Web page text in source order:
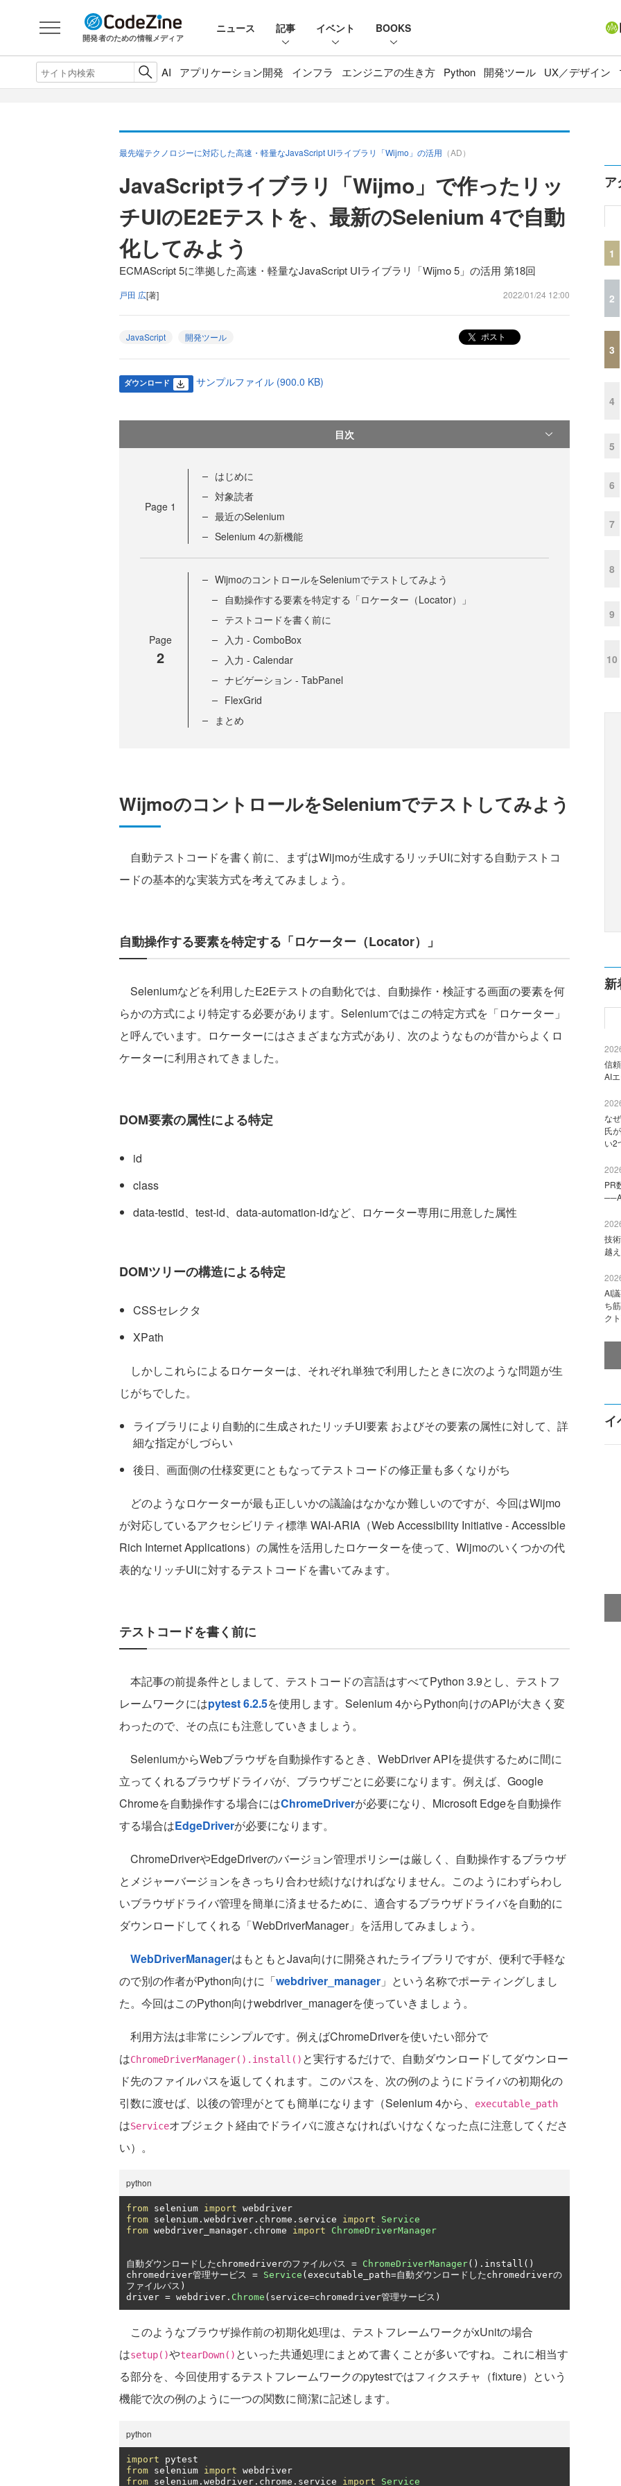
開発者のための情報メディア
ニュース 記事 イベント BOOKS
AI アプリケーション開発 インフラ エンジニアの生き方 Python 開発ツール UX／デザイン
最先端テクノロジーに対応した高速・軽量なJavaScript UIライブラリ「Wijmo」の活用 （AD）
JavaScriptライブラリ「Wijmo」で作ったリッ
チUIのE2Eテストを、最新のSelenium 4で自動
化してみよう
ECMAScript 5に準拠した高速・軽量なJavaScript UIライブラリ「Wijmo 5」の活用 第18回
戸田 広[著] 2022/01/24 12:00
JavaScript 開発ツール ポスト
ダウンロード サンプルファイル (900.0 KB)
目次
Page 1
はじめに
対象読者
最近のSelenium
Selenium 4の新機能
Page
2
WijmoのコントロールをSeleniumでテストしてみよう
自動操作する要素を特定する「ロケーター（Locator）」
テストコードを書く前に
入力 - ComboBox
入力 - Calendar
ナビゲーション - TabPanel
FlexGrid
まとめ
WijmoのコントロールをSeleniumでテストしてみよう
自動テストコードを書く前に、まずはWijmoが生成するリッチUIに対する自動テストコ
ードの基本的な実装方式を考えてみましょう。
自動操作する要素を特定する「ロケーター（Locator）」
Seleniumなどを利用したE2Eテストの自動化では、自動操作・検証する画面の要素を何
らかの方式により特定する必要があります。Seleniumではこの特定方式を「ロケーター」
と呼んでいます。ロケーターにはさまざまな方式があり、次のようなものが昔からよくロ
ケーターに利用されてきました。
DOM要素の属性による特定
id
class
data-testid、test-id、data-automation-idなど、ロケーター専用に用意した属性
DOMツリーの構造による特定
CSSセレクタ
XPath
しかしこれらによるロケーターは、それぞれ単独で利用したときに次のような問題が生
じがちでした。
ライブラリにより自動的に生成されたリッチUI要素 およびその要素の属性に対して、詳
細な指定がしづらい
後日、画面側の仕様変更にともなってテストコードの修正量も多くなりがち
どのようなロケーターが最も正しいかの議論はなかなか難しいのですが、今回はWijmo
が対応しているアクセシビリティ標準 WAI-ARIA（Web Accessibility Initiative - Accessible
Rich Internet Applications）の属性を活用したロケーターを使って、Wijmoのいくつかの代
表的なリッチUIに対するテストコードを書いてみます。
テストコードを書く前に
本記事の前提条件としまして、テストコードの言語はすべてPython 3.9とし、テストフ
レームワークにはpytest 6.2.5を使用します。Selenium 4からPython向けのAPIが大きく変
わったので、その点にも注意していきましょう。
SeleniumからWebブラウザを自動操作するとき、WebDriver APIを提供するために間に
立ってくれるブラウザドライバが、ブラウザごとに必要になります。例えば、Google
Chromeを自動操作する場合にはChromeDriverが必要になり、Microsoft Edgeを自動操作
する場合はEdgeDriverが必要になります。
ChromeDriverやEdgeDriverのバージョン管理ポリシーは厳しく、自動操作するブラウザ
とメジャーバージョンをきっちり合わせ続けなければなりません。このようにわずらわし
いブラウザドライバ管理を簡単に済ませるために、適合するブラウザドライバを自動的に
ダウンロードしてくれる「WebDriverManager」を活用してみましょう。
WebDriverManagerはもともとJava向けに開発されたライブラリですが、便利で手軽な
ので別の作者がPython向けに「webdriver_manager 」という名称でポーティングしまし
た。今回はこのPython向けwebdriver_managerを使っていきましょう。
利用方法は非常にシンプルです。例えばChromeDriverを使いたい部分で
はChromeDriverManager().install() と実行するだけで、自動ダウンロードしてダウンロー
ド先のファイルパスを返してくれます。このパスを、次の例のようにドライバの初期化の
引数に渡せば、以後の管理がとても簡単になります（Selenium 4から、
executable_path
はServiceオブジェクト経由でドライバに渡さなければいけなくなった点に注意してくださ
い）。
python
from selenium import
from selenium . webdriver . chrome . service import
Service
from webdriver_manager . chrome import ChromeDriverManager
自動ダウンロードしたchromedriverのファイルパス = ChromeDriverManager(). install ()
chromedriver管理サービス = Service ( executable_path=自動ダウンロードしたchromedriverの
ファイルパス)
driver = webdriver . Chrome ( service=chromedriver管理サービス)
このようなブラウザ操作前の初期化処理は、テストフレームワークがxUnitの場合
はsetup()やtearDown() といった共通処理にまとめて書くことが多いですね。これに相当す
る部分を、今回使用するテストフレームワークのpytestではフィクスチャ（fixture）という
機能で次の例のように一つの関数に簡潔に記述します。
python
import
from selenium import
from selenium . webdriver . chrome . service import Service
ア
1
2
3
4
5
6
7
8
9
10
新
信
AI
な
氏
い2
PR
技
越
AI
ち
ク
イ